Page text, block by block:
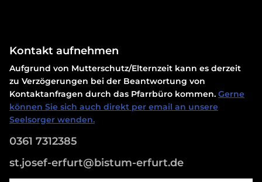
Kontakt aufnehmen
Aufgrund von Mutterschutz/Elternzeit kann es derzeit
zu Verzögerungen bei der Beantwortung von
Kontaktanfragen durch das Pfarrbüro kommen. Gerne
können Sie sich auch direkt per email an unsere
Seelsorger wenden.
0361 7312385
st.josef-erfurt@bistum-erfurt.de